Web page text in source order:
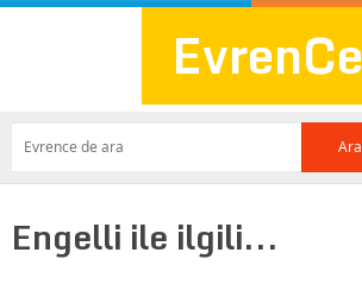
EvrenCe
Engelli ile ilgili...